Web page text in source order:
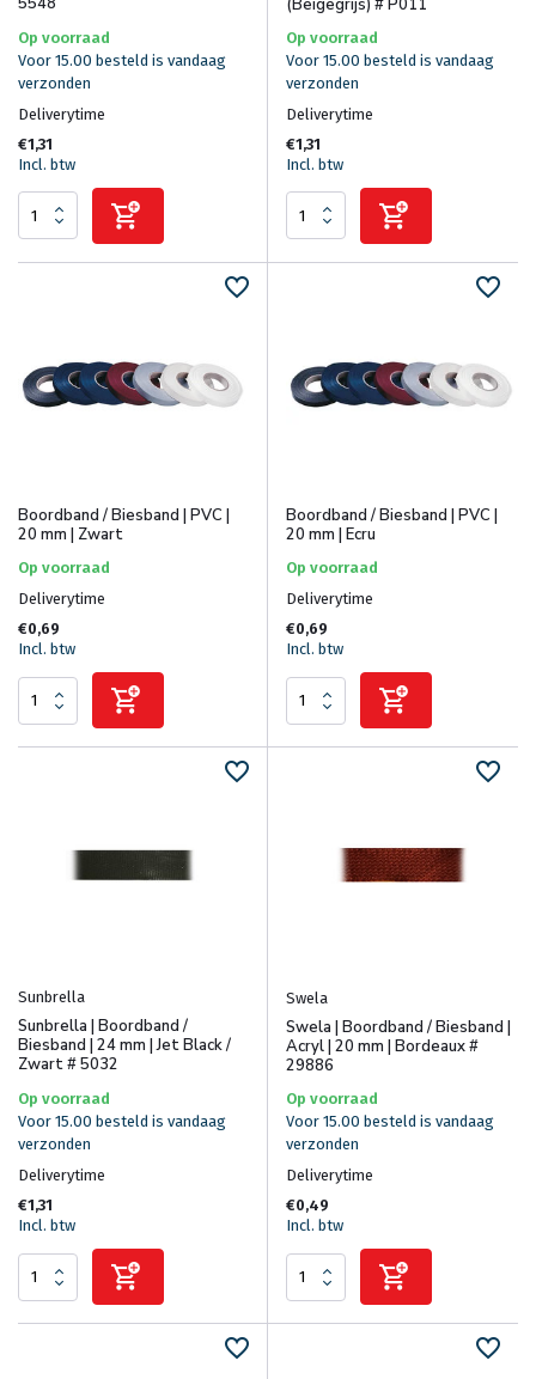
Op voorraad
Voor 15.00 besteld is vandaag
verzonden
Deliverytime
€1,31
Incl. btw
(Beigegrijs) # P011
Op voorraad
Voor 15.00 besteld is vandaag
verzonden
Deliverytime
€1,31
Incl. btw
Boordband / Biesband | PVC |
20 mm | Zwart
Op voorraad
Deliverytime
€0,69
Incl. btw
Boordband / Biesband | PVC |
20 mm | Ecru
Op voorraad
Deliverytime
€0,69
Incl. btw
Sunbrella
Sunbrella | Boordband /
Biesband | 24 mm | Jet Black /
Zwart # 5032
Op voorraad
Voor 15.00 besteld is vandaag
verzonden
Deliverytime
€1,31
Incl. btw
Swela
Swela | Boordband / Biesband |
Acryl | 20 mm | Bordeaux #
29886
Op voorraad
Voor 15.00 besteld is vandaag
verzonden
Deliverytime
€0,49
Incl. btw